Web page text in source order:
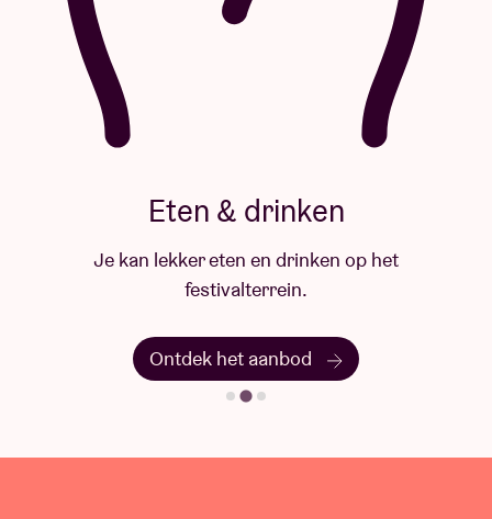
Eten & drinken
Je kan lekker eten en drinken op het
festivalterrein.
Ontdek het aanbod